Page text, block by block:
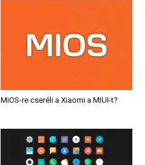
MiOS-re cseréli a Xiaomi a MIUI-t?